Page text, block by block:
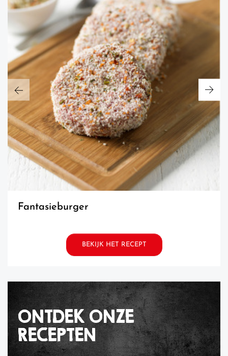
ONTDEK ONZE
RECEPTEN
fantasieburger
BEKIJK HET RECEPT